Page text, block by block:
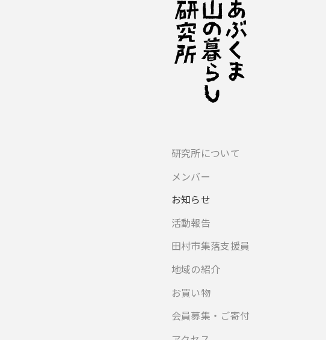
研究所について
メンバー
お知らせ
活動報告
田村市集落支援員
地域の紹介
お買い物
会員募集・ご寄付